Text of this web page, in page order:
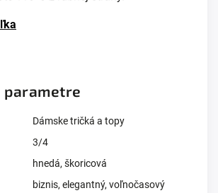
parametre
Dámske tričká a topy
3/4
hnedá, škoricová
biznis, elegantný, voľnočasový